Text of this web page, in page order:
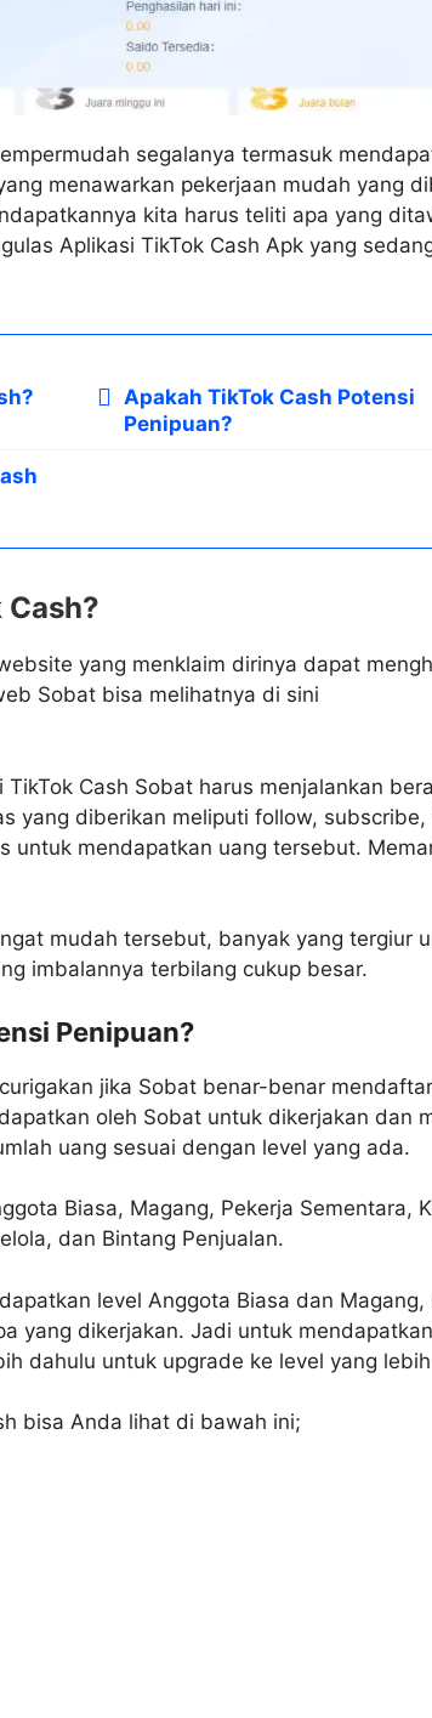
segalanya termasuk
menawarkan pekerjaan mudah yang
kita harus teliti apa yang
Aplikasi TikTok Cash Apk yang
Apakah TikTok Cash Potensi
Penipuan?
yang menklaim dirinya dapat
Sobat bisa melihatnya di sini
Cash Sobat harus menjalankan
yang diberikan meliputi follow, subscribe,
untuk mendapatkan uang tersebut.
mudah tersebut, banyak yang tergiur
imbalannya terbilang cukup besar.
Penipuan?
jika Sobat benar-benar
oleh Sobat untuk dikerjakan dan
uang sesuai dengan level yang ada.
Biasa, Magang, Pekerja Sementara,
dan Bintang Penjualan.
level Anggota Biasa dan
yang dikerjakan. Jadi untuk
dahulu untuk upgrade ke level yang
bisa Anda lihat di bawah ini;